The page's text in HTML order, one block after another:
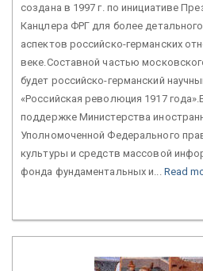
создана в 1997 г. по инициативе
Канцлера ФРГ для более
аспектов российско-германских
веке.Составной частью
будет российско-германский
«Российская революция 1917
поддержке Министерства
Уполномоченной Федерального
культуры и средств массовой
фонда фундаментальных и... Read